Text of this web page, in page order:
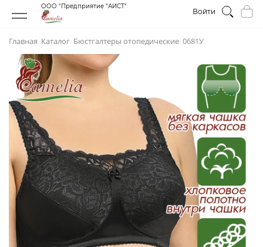
ООО "Предприятие "АИСТ"
Войти
Главная Каталог Бюстгалтеры отопедическиe 0681У